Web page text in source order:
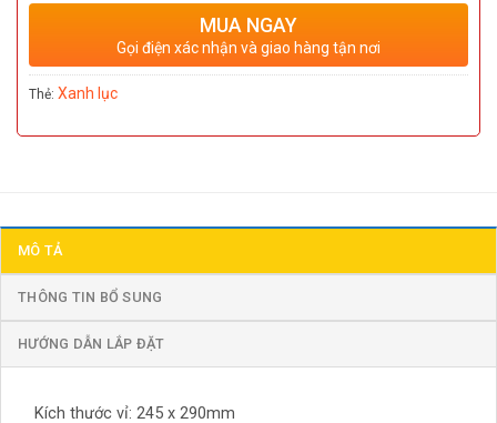
MUA NGAY
Gọi điện xác nhận và giao hàng tận nơi
Thẻ: Xanh lục
MÔ TẢ
THÔNG TIN BỔ SUNG
HƯỚNG DẪN LẮP ĐẶT
Kích thước vỉ: 245 x 290mm